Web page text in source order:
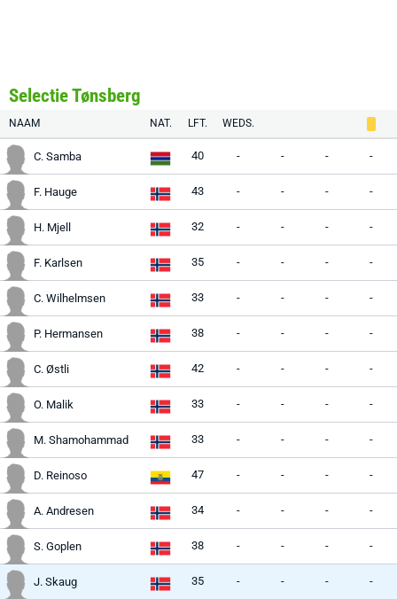
Selectie Tønsberg
NAAM NAT. LFT. WEDS.
C. Samba 40 - - - -
F. Hauge 43 - - - -
H. Mjell 32 - - - -
F. Karlsen 35 - - - -
C. Wilhelmsen 33 - - - -
P. Hermansen 38 - - - -
C. Østli 42 - - - -
O. Malik 33 - - - -
M. Shamohammad 33 - - - -
D. Reinoso 47 - - - -
A. Andresen 34 - - - -
S. Goplen 38 - - - -
J. Skaug 35 - - - -